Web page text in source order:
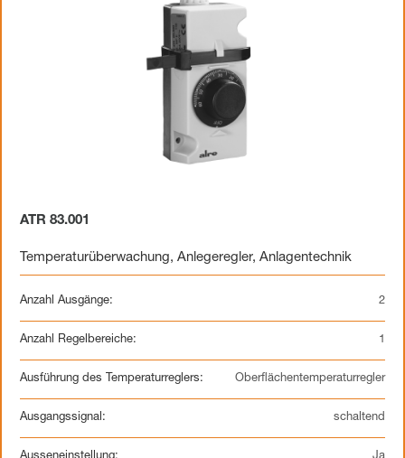
ATR 83.001
Temperaturüberwachung, Anlegeregler, Anlagentechnik
Anzahl Ausgänge: 2
Anzahl Regelbereiche: 1
Ausführung des Temperaturreglers: Oberflächentemperaturregler
Ausgangssignal: schaltend